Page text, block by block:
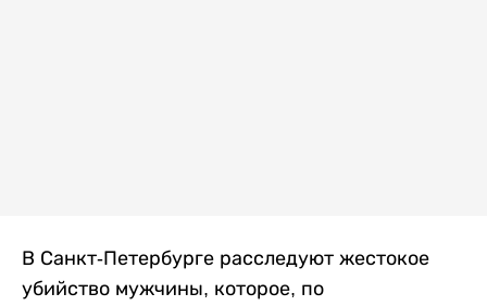
В Санкт-Петербурге расследуют жестокое
убийство мужчины, которое, по